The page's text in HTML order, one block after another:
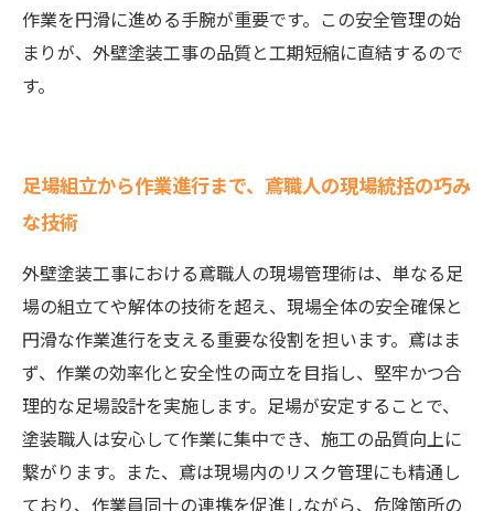
作業を円滑に進める手腕が重要です。この安全管理の始
まりが、外壁塗装工事の品質と工期短縮に直結するので
す。
足場組立から作業進行まで、鳶職人の現場統括の巧み
な技術
外壁塗装工事における鳶職人の現場管理術は、単なる足
場の組立てや解体の技術を超え、現場全体の安全確保と
円滑な作業進行を支える重要な役割を担います。鳶はま
ず、作業の効率化と安全性の両立を目指し、堅牢かつ合
理的な足場設計を実施します。足場が安定することで、
塗装職人は安心して作業に集中でき、施工の品質向上に
繋がります。また、鳶は現場内のリスク管理にも精通し
ており、作業員同士の連携を促進しながら、危険箇所の